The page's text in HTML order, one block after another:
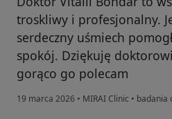
troskliwy i profesjonalny.
serdeczny uśmiech
spokój. Dziękuję
gorąco go polecam
19 marca 2026 • MIRAI Clinic • badania